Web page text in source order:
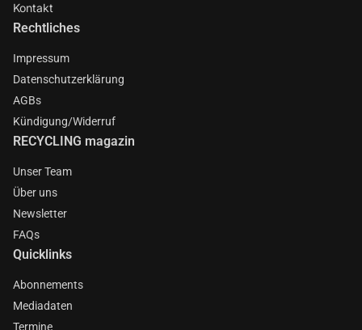
Kontakt
Rechtliches
Impressum
Datenschutzerklärung
AGBs
Kündigung/Widerruf
RECYCLING magazin
Unser Team
Über uns
Newsletter
FAQs
Quicklinks
Abonnements
Mediadaten
Termine